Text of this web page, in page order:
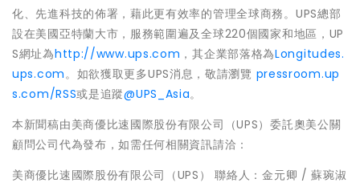
化、先進科技的佈署，藉此更有效率的管理全球商務。UPS總部
設在美國亞特蘭大市，服務範圍遍及全球220個國家和地區，UP
S網址為http://www.ups.com ，其企業部落格為Longitudes.
ups.com。如欲獲取更多UPS消息，敬請瀏覽 pressroom.up
s.com/RSS或是追蹤@UPS_Asia。
本新聞稿由美商優比速國際股份有限公司（UPS）委託奧美公關
顧問公司代為發布，如需任何相關資訊請洽：
美商優比速國際股份有限公司（UPS） 聯絡人：金元卿 / 蘇琬淑